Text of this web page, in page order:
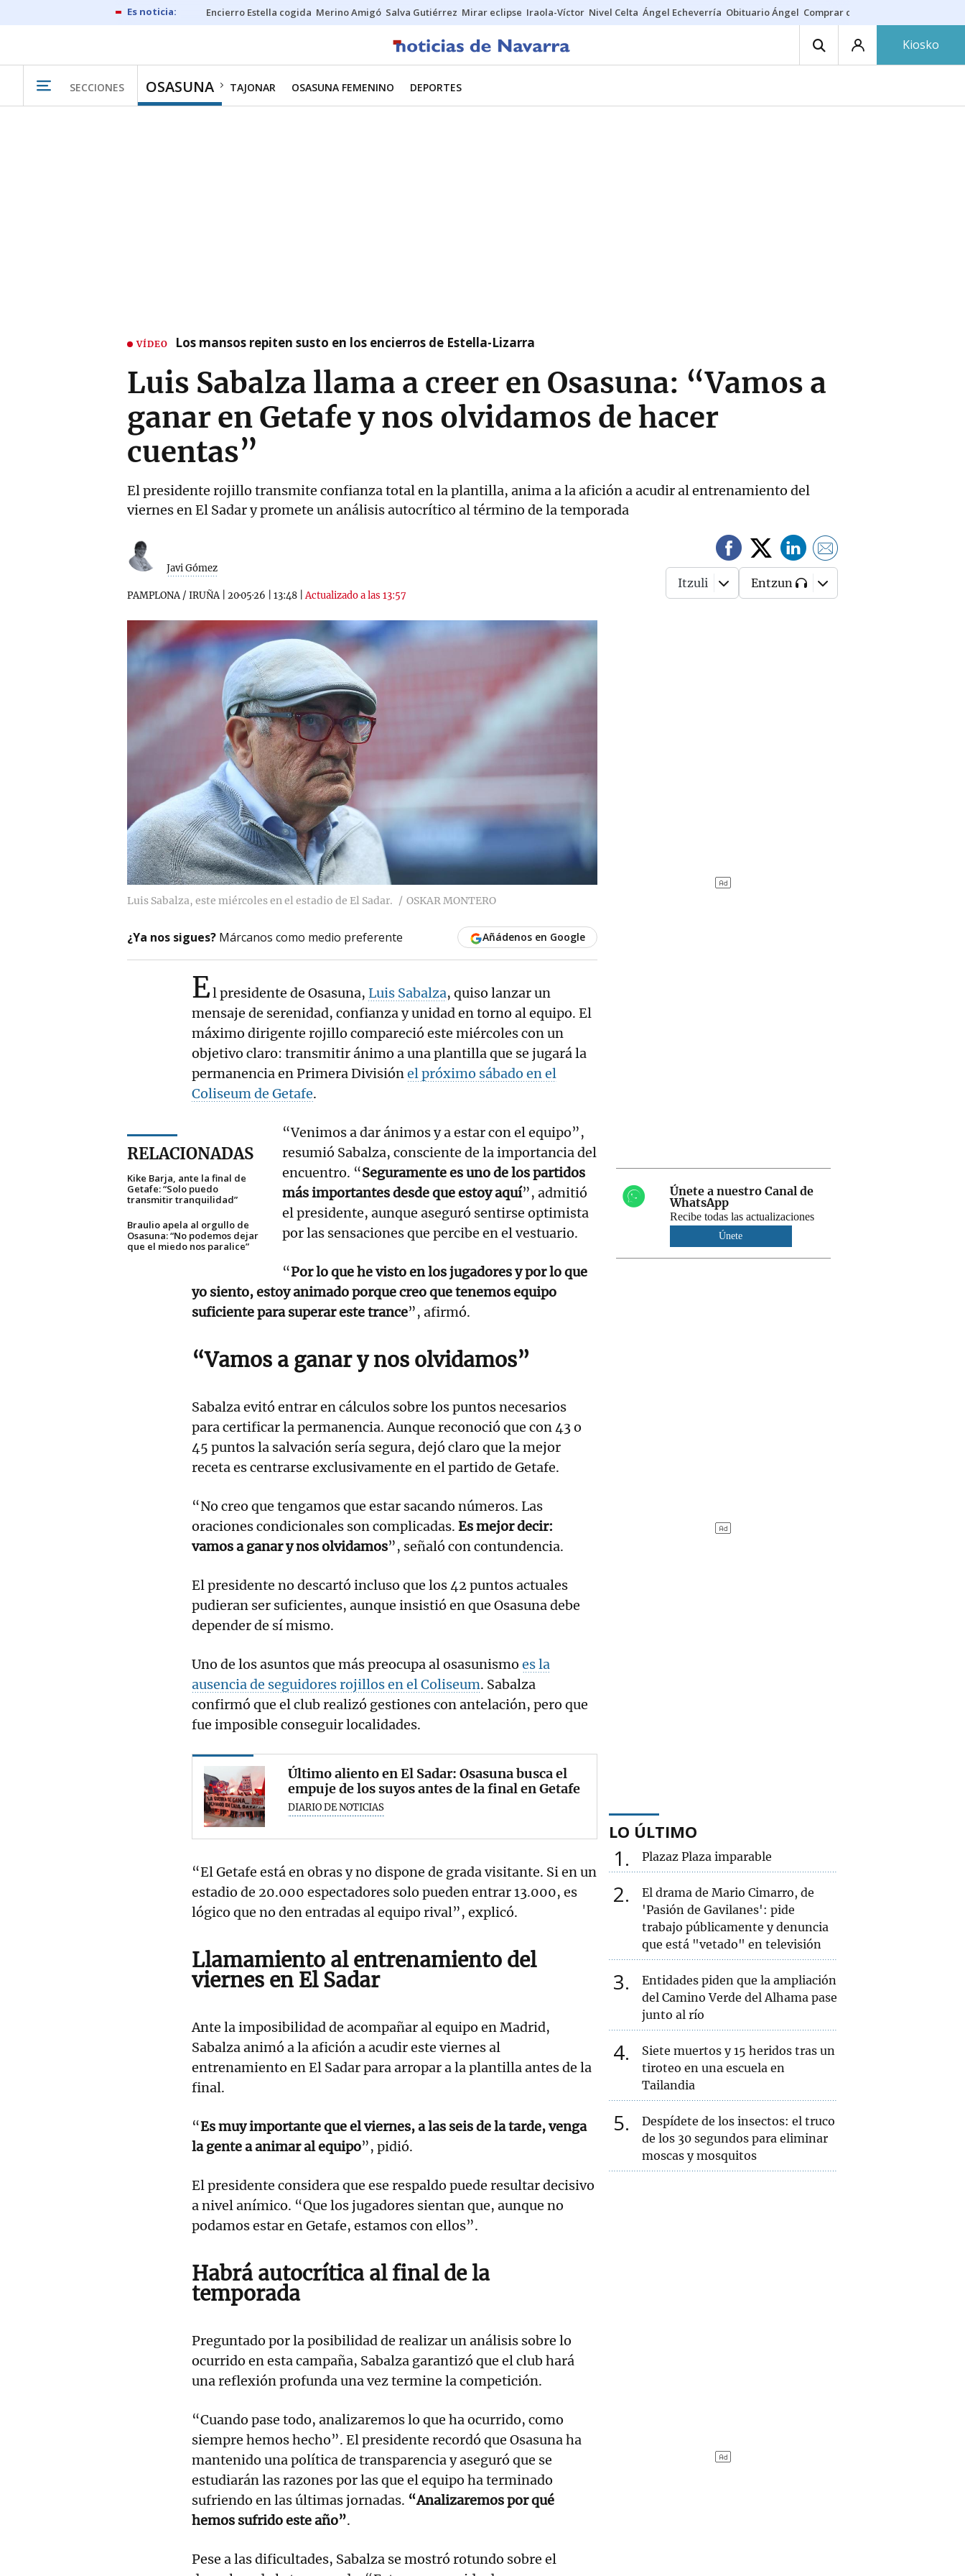
Encierro Estella cogida Merino Amigó Salva Gutiérrez Mirar eclipse Iraola-Víctor Nivel Celta Ángel Echeverría Obituario Ángel Comprar casa
Kiosko
SECCIONES OSASUNA TAJONAR OSASUNA FEMENINO DEPORTES
VÍDEO Los mansos repiten susto en los encierros de Estella-Lizarra
Luis Sabalza llama a creer en Osasuna: “Vamos a
ganar en Getafe y nos olvidamos de hacer
cuentas”
El presidente rojillo transmite confianza total en la plantilla, anima a la afición a acudir al entrenamiento del
viernes en El Sadar y promete un análisis autocrítico al término de la temporada
Javi Gómez
PAMPLONA / IRUÑA| 20·05·26 13:48 |Actualizado a las 13:57
Itzuli Entzun
Luis Sabalza, este miércoles en el estadio de El Sadar. OSKAR MONTERO
¿Ya nos sigues? Márcanos como medio preferente Añádenos en Google
El presidente de Osasuna, Luis Sabalza, quiso lanzar un
mensaje de serenidad, confianza y unidad en torno al equipo. El
máximo dirigente rojillo compareció este miércoles con un
objetivo claro: transmitir ánimo a una plantilla que se jugará la
permanencia en Primera Divisiónel próximo sábado en el
Coliseum de Getafe.
RELACIONADAS
Kike Barja, ante la final de
Getafe: “Solo puedo
transmitir tranquilidad”
Braulio apela al orgullo de
Osasuna: “No podemos dejar
que el miedo nos paralice”
“Venimos a dar ánimos y a estar con el equipo”,
resumió Sabalza, consciente de la importancia del
encuentro. “Seguramente es uno de los partidos
más importantes desde que estoy aquí”, admitió
el presidente, aunque aseguró sentirse optimista
por las sensaciones que percibe en el vestuario.
“Por lo que he visto en los jugadores y por lo que
yo siento, estoy animado porque creo que tenemos equipo
suficiente para superar este trance”, afirmó.
“Vamos a ganar y nos olvidamos”
Sabalza evitó entrar en cálculos sobre los puntos necesarios
para certificar la permanencia. Aunque reconoció que con 43 o
45 puntos la salvación sería segura, dejó claro que la mejor
receta es centrarse exclusivamente en el partido de Getafe.
“No creo que tengamos que estar sacando números. Las
oraciones condicionales son complicadas. Es mejor decir:
vamos a ganar y nos olvidamos”, señaló con contundencia.
El presidente no descartó incluso que los 42 puntos actuales
pudieran ser suficientes, aunque insistió en que Osasuna debe
depender de sí mismo.
Uno de los asuntos que más preocupa al osasunismo es la
ausencia de seguidores rojillos en el Coliseum. Sabalza
confirmó que el club realizó gestiones con antelación, pero que
fue imposible conseguir localidades.
Último aliento en El Sadar: Osasuna busca el
empuje de los suyos antes de la final en Getafe
DIARIO DE NOTICIAS
“El Getafe está en obras y no dispone de grada visitante. Si en un
estadio de 20.000 espectadores solo pueden entrar 13.000, es
lógico que no den entradas al equipo rival”, explicó.
Llamamiento al entrenamiento del
viernes en El Sadar
Ante la imposibilidad de acompañar al equipo en Madrid,
Sabalza animó a la afición a acudir este viernes al
entrenamiento en El Sadar para arropar a la plantilla antes de la
final.
“Es muy importante que el viernes, a las seis de la tarde, venga
la gente a animar al equipo”, pidió.
El presidente considera que ese respaldo puede resultar decisivo
a nivel anímico. “Que los jugadores sientan que, aunque no
podamos estar en Getafe, estamos con ellos”.
Habrá autocrítica al final de la
temporada
Preguntado por la posibilidad de realizar un análisis sobre lo
ocurrido en esta campaña, Sabalza garantizó que el club hará
una reflexión profunda una vez termine la competición.
“Cuando pase todo, analizaremos lo que ha ocurrido, como
siempre hemos hecho”. El presidente recordó que Osasuna ha
mantenido una política de transparencia y aseguró que se
estudiarán las razones por las que el equipo ha terminado
sufriendo en las últimas jornadas. “Analizaremos por qué
hemos sufrido este año”.
Pese a las dificultades, Sabalza se mostró rotundo sobre el
Únete a nuestro Canal de
WhatsApp
Recibe todas las actualizaciones
Únete
LO ÚLTIMO
1 Plazaz Plaza imparable
2
El drama de Mario Cimarro, de
'Pasión de Gavilanes': pide
trabajo públicamente y denuncia
que está "vetado" en televisión
3
Entidades piden que la ampliación
del Camino Verde del Alhama pase
junto al río
4
Siete muertos y 15 heridos tras un
tiroteo en una escuela en
Tailandia
5
Despídete de los insectos: el truco
de los 30 segundos para eliminar
moscas y mosquitos